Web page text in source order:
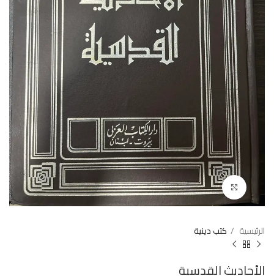
Click to enlarge
الرئيسية كتب دينية
الأحاديث القدسية